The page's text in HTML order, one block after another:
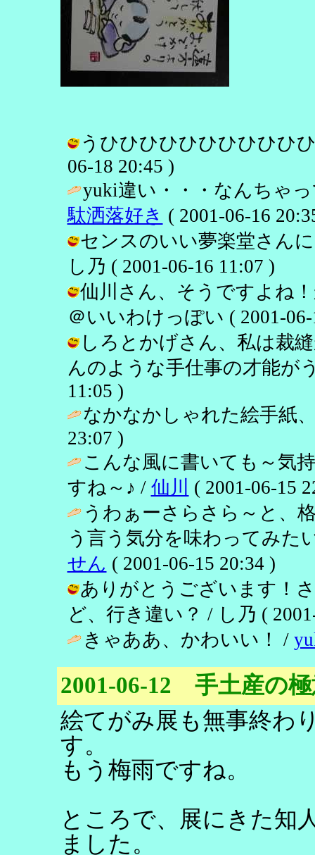
うひひひひひひひひひひ
06-18 20:45 )
yuki違い・・・なんちゃ
駄洒落好き ( 2001-06-16
センスのいい夢楽堂さん
し乃 ( 2001-06-16 11:07 )
仙川さん、そうですよね
＠いいわけっぽい ( 2001-06-
しろとかげさん、私は裁
んのような手仕事の才能が
11:05 )
なかなかしゃれた絵手紙
23:07 )
こんな風に書いても～気
すね～♪ / 仙川
( 2001-06-15
うわぁーさらさら～と、
う言う気分を味わってみた
せん ( 2001-06-15 20:34 )
ありがとうございます！
ど、行き違い？ / し乃 (
きゃああ、かわいい！ /
2001-06-12 手土産の
絵てがみ展も無事終わ
す。
もう梅雨ですね。
ところで、展にきた知
ました。